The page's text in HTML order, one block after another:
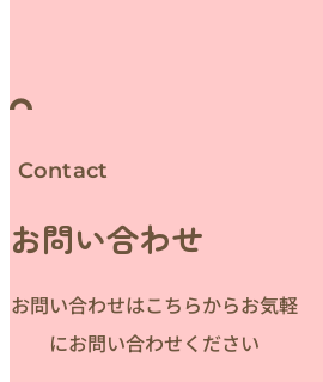
Contact
お問い合わせ
お問い合わせはこちらからお気軽
にお問い合わせください